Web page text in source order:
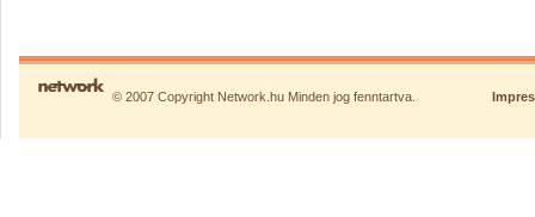
© 2007 Copyright Network.hu Minden jog fenntartva.